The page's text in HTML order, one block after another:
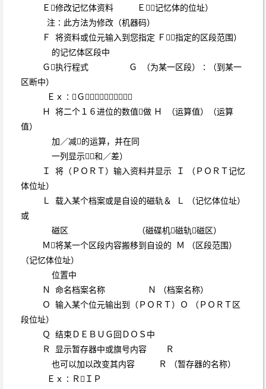
Ｅ修改记忆体资料 Ｅ（记忆体的位址）
注∶此方法为修改（机器码）
Ｆ 将资料或位元输入到您指定 Ｆ（指定的区段范围）
的记忆体区段中
Ｇ执行程式 Ｇ （为某一区段）∶（到某一
区断中）
Ｅｘ∶Ｇ？？？？∶？？？？
Ｈ 将二个１６进位的数值做 Ｈ （运算值）（运算
值）
加／减的运算，并在同
一列显示（和／差）
Ｉ 将（ＰＯＲＴ）输入资料并显示 Ｉ （ＰＯＲＴ记忆
体位址）
Ｌ 载入某个档案或是自设的磁轨＆ Ｌ （记忆体位址）
或
磁区 （磁碟机磁轨磁区）
Ｍ将某一个区段内容搬移到自设的 Ｍ （区段范围）
（记忆体位址）
位置中
Ｎ 命名档案名称 Ｎ （档案名称）
Ｏ 输入某个位元输出到（ＰＯＲＴ）Ｏ （ＰＯＲＴ区
段位址）
Ｑ 结束ＤＥＢＵＧ回ＤＯＳ中
Ｒ 显示暂存器中或旗号内容 Ｒ
也可以加以改变其内容 Ｒ （暂存器的名称）
Ｅｘ∶ＲＩＰ